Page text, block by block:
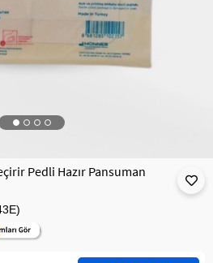
Pedli Hazır Pansuman